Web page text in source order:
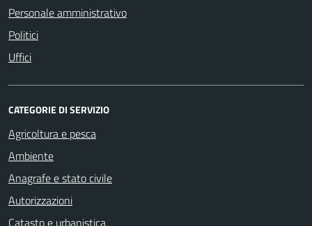
Personale amministrativo
Politici
Uffici
CATEGORIE DI SERVIZIO
Agricoltura e pesca
Ambiente
Anagrafe e stato civile
Autorizzazioni
Catasto e urbanistica